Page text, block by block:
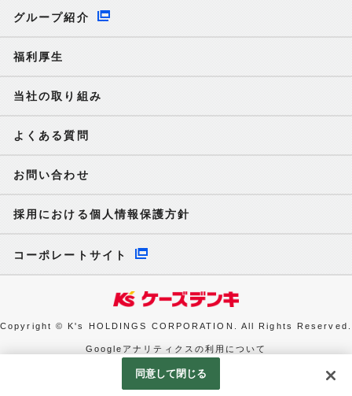
グループ紹介
福利厚生
当社の取り組み
よくある質問
お問い合わせ
採用における個人情報保護方針
コーポレートサイト
Copyright © K's HOLDINGS CORPORATION. All Rights Reserved.
Googleアナリティクスの利用について
同意して閉じる